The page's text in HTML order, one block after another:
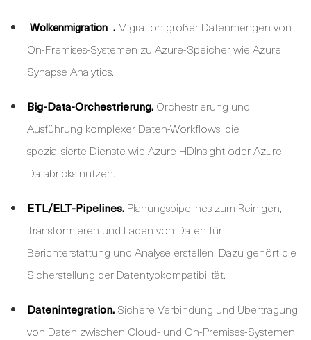
Wolkenmigration . Migration großer Datenmengen von
On-Premises-Systemen zu Azure-Speicher wie Azure
Synapse Analytics.
Big-Data-Orchestrierung. Orchestrierung und
Ausführung komplexer Daten-Workflows, die
spezialisierte Dienste wie Azure HDInsight oder Azure
Databricks nutzen.
ETL/ELT-Pipelines. Planungspipelines zum Reinigen,
Transformieren und Laden von Daten für
Berichterstattung und Analyse erstellen. Dazu gehört die
Sicherstellung der Datentypkompatibilität.
Datenintegration. Sichere Verbindung und Übertragung
von Daten zwischen Cloud- und On-Premises-Systemen.